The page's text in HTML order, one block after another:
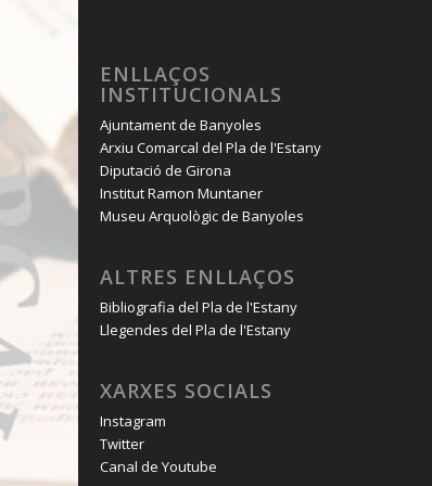
ENLLAÇOS
INSTITUCIONALS
Ajuntament de Banyoles
Arxiu Comarcal del Pla de l'Estany
Diputació de Girona
Institut Ramon Muntaner
Museu Arquològic de Banyoles
ALTRES ENLLAÇOS
Bibliografia del Pla de l'Estany
Llegendes del Pla de l'Estany
XARXES SOCIALS
Instagram
Twitter
Canal de Youtube